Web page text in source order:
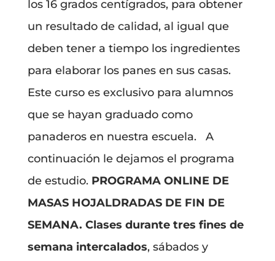
los 16 grados centígrados, para obtener
un resultado de calidad, al igual que
deben tener a tiempo los ingredientes
para elaborar los panes en sus casas.
Este curso es exclusivo para alumnos
que se hayan graduado como
panaderos en nuestra escuela. A
continuación le dejamos el programa
de estudio. PROGRAMA ONLINE DE
MASAS HOJALDRADAS DE FIN DE
SEMANA. Clases durante tres fines de
semana intercalados, sábados y